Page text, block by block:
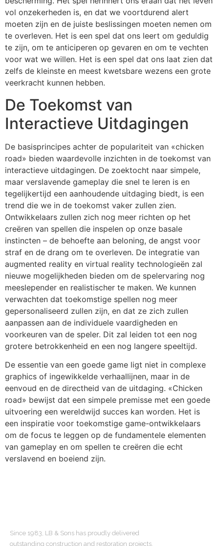
vol onzekerheden is, en dat we voortdurend alert
moeten zijn en de juiste beslissingen moeten nemen om
te overleven. Het is een spel dat ons leert om geduldig
te zijn, om te anticiperen op gevaren en om te vechten
voor wat we willen. Het is een spel dat ons laat zien dat
zelfs de kleinste en meest kwetsbare wezens een grote
veerkracht kunnen hebben.
De Toekomst van
Interactieve Uitdagingen
De basisprincipes achter de populariteit van «chicken
road» bieden waardevolle inzichten in de toekomst van
interactieve uitdagingen. De zoektocht naar simpele,
maar verslavende gameplay die snel te leren is en
tegelijkertijd een aanhoudende uitdaging biedt, is een
trend die we in de toekomst vaker zullen zien.
Ontwikkelaars zullen zich nog meer richten op het
creëren van spellen die inspelen op onze basale
instincten – de behoefte aan beloning, de angst voor
straf en de drang om te overleven. De integratie van
augmented reality en virtual reality technologieën zal
nieuwe mogelijkheden bieden om de spelervaring nog
meeslepender en realistischer te maken. We kunnen
verwachten dat toekomstige spellen nog meer
gepersonaliseerd zullen zijn, en dat ze zich zullen
aanpassen aan de individuele vaardigheden en
voorkeuren van de speler. Dit zal leiden tot een nog
grotere betrokkenheid en een nog langere speeltijd.
De essentie van een goede game ligt niet in complexe
graphics of ingewikkelde verhaallijnen, maar in de
eenvoud en de directheid van de uitdaging. «Chicken
road» bewijst dat een simpele premisse met een goede
uitvoering een wereldwijd succes kan worden. Het is
een inspiratie voor toekomstige game-ontwikkelaars
om de focus te leggen op de fundamentele elementen
van gameplay en om spellen te creëren die echt
verslavend en boeiend zijn.
Since 1983, LB & Sons has proudly delivered
outstanding construction and restoration projects.